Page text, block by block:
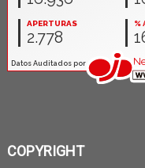
COPYRIGHT